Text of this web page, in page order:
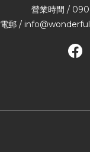
營業時間 /
電郵 /